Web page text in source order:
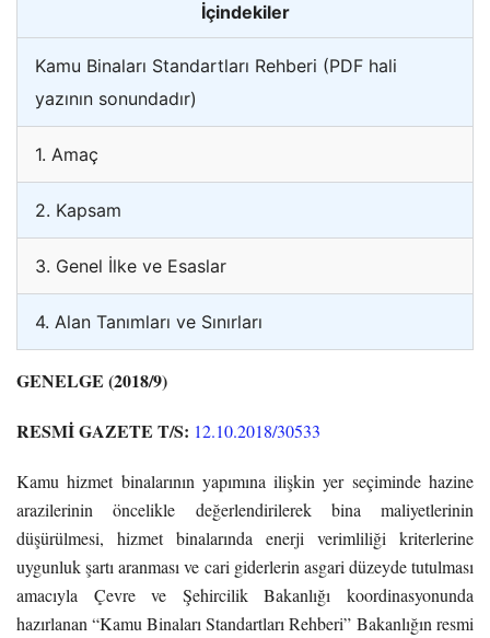
İçindekiler
Kamu Binaları Standartları Rehberi (PDF hali
yazının sonundadır)
1. Amaç
2. Kapsam
3. Genel İlke ve Esaslar
4. Alan Tanımları ve Sınırları
GENELGE (2018/9)
RESMİ GAZETE T/S: 12.10.2018/30533
Kamu hizmet binalarının yapımına ilişkin yer seçiminde hazine
arazilerinin öncelikle değerlendirilerek bina maliyetlerinin
düşürülmesi, hizmet binalarında enerji verimliliği kriterlerine
uygunluk şartı aranması ve cari giderlerin asgari düzeyde tutulması
amacıyla Çevre ve Şehircilik Bakanlığı koordinasyonunda
hazırlanan “Kamu Binaları Standartları Rehberi” Bakanlığın resmi